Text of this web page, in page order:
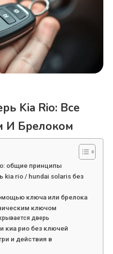
Kia Rio: Все
И Брелоком
общие принципы
kia rio / hundai solaris без
ключа или брелока
ключом
дверь
киа рио без ключей
и действия в